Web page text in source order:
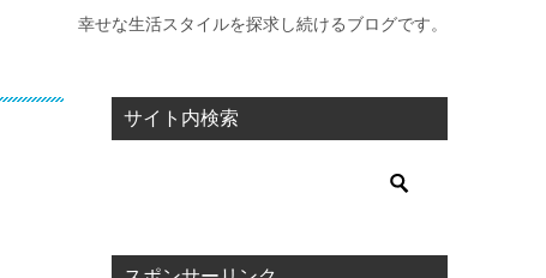
幸せな生活スタイルを探求し続けるブログです。
サイト内検索